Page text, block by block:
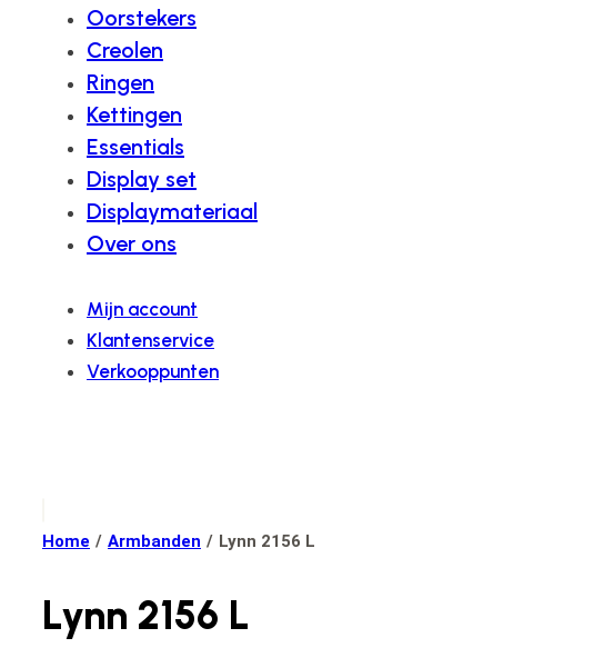
Oorstekers
Creolen
Ringen
Kettingen
Essentials
Display set
Displaymateriaal
Over ons
Mijn account
Klantenservice
Verkooppunten
Home / Armbanden / Lynn 2156 L
Lynn 2156 L